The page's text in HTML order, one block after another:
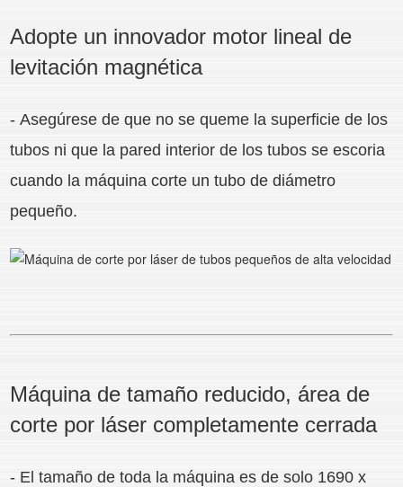
Adopte un innovador motor lineal de
levitación magnética
- Asegúrese de que no se queme la superficie de los
tubos ni que la pared interior de los tubos se escoria
cuando la máquina corte un tubo de diámetro
pequeño.
Máquina de tamaño reducido, área de
corte por láser completamente cerrada
- El tamaño de toda la máquina es de solo 1690 x